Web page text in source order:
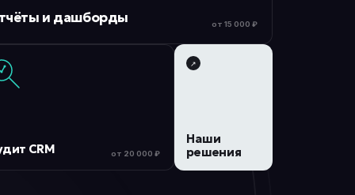
и дашборды от 15 000 ₽
CRM от 20 000 ₽
↗︎
Наши
решения